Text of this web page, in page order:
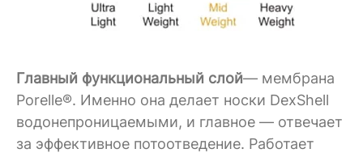
Главный функциональный слой— мембрана
Porelle®. Именно она делает носки DexShell
водонепроницаемыми, и главное — отвечает
за эффективное потоотведение. Работает